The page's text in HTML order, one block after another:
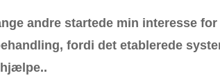
andre startede min interesse for
fordi det etablerede